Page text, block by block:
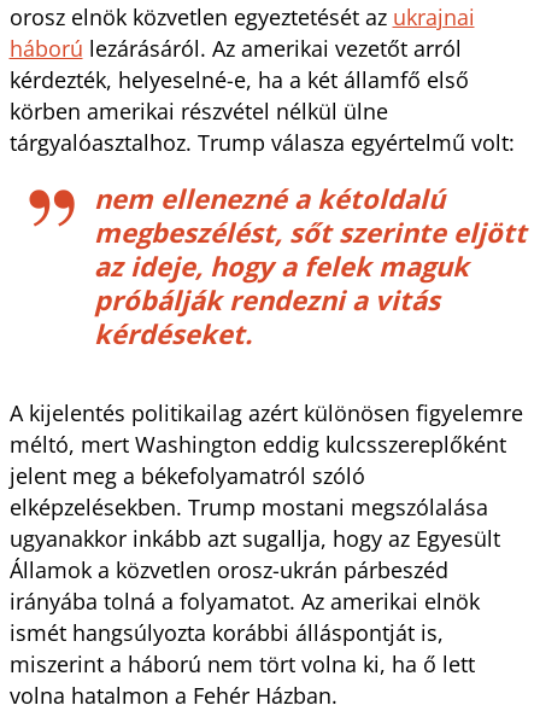
orosz elnök közvetlen egyeztetését az ukrajnai
háború lezárásáról. Az amerikai vezetőt arról
kérdezték, helyeselné-e, ha a két államfő első
körben amerikai részvétel nélkül ülne
tárgyalóasztalhoz. Trump válasza egyértelmű volt:
nem ellenezné a kétoldalú
megbeszélést, sőt szerinte eljött
az ideje, hogy a felek maguk
próbálják rendezni a vitás
kérdéseket.
A kijelentés politikailag azért különösen figyelemre
méltó, mert Washington eddig kulcsszereplőként
jelent meg a békefolyamatról szóló
elképzelésekben. Trump mostani megszólalása
ugyanakkor inkább azt sugallja, hogy az Egyesült
Államok a közvetlen orosz-ukrán párbeszéd
irányába tolná a folyamatot. Az amerikai elnök
ismét hangsúlyozta korábbi álláspontját is,
miszerint a háború nem tört volna ki, ha ő lett
volna hatalmon a Fehér Házban.